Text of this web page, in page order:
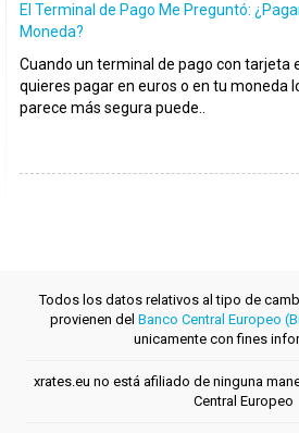
El Terminal de Pago Me Preguntó:
Moneda?
Cuando un terminal de pago con tarjeta
quieres pagar en euros o en tu moneda
parece más segura puede..
Todos los datos relativos al tipo de
provienen del Banco Central Europeo
unicamente con fines
xrates.eu no está afiliado de ninguna
Central Europeo